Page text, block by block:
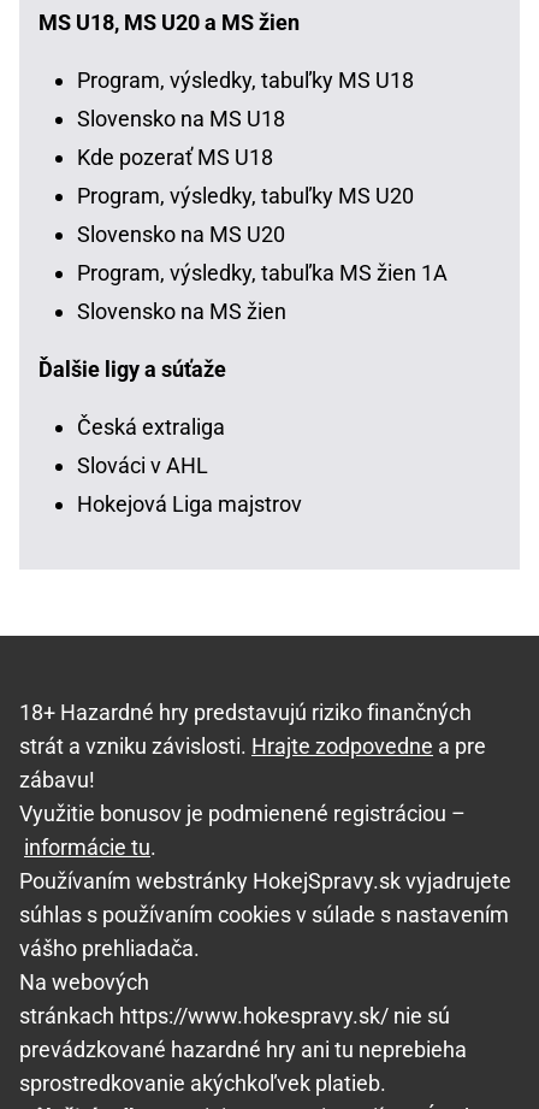
MS U18, MS U20 a MS žien
Program, výsledky, tabuľky MS U18
Slovensko na MS U18
Kde pozerať MS U18
Program, výsledky, tabuľky MS U20
Slovensko na MS U20
Program, výsledky, tabuľka MS žien 1A
Slovensko na MS žien
Ďalšie ligy a súťaže
Česká extraliga
Slováci v AHL
Hokejová Liga majstrov
18+ Hazardné hry predstavujú riziko finančných
strát a vzniku závislosti. Hrajte zodpovedne a pre
zábavu!
Využitie bonusov je podmienené registráciou –
informácie tu.
Používaním webstránky HokejSpravy.sk vyjadrujete
súhlas s používaním cookies v súlade s nastavením
vášho prehliadača.
Na webových
stránkach https://www.hokespravy.sk/ nie sú
prevádzkované hazardné hry ani tu neprebieha
sprostredkovanie akýchkoľvek platieb.